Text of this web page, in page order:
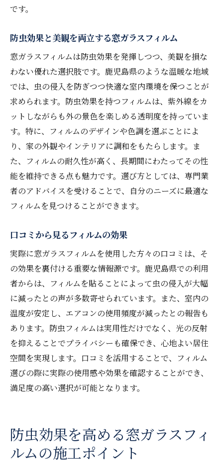
です。
防虫効果と美観を両立する窓ガラスフィルム
窓ガラスフィルムは防虫効果を発揮しつつ、美観を損な
わない優れた選択肢です。鹿児島県のような温暖な地域
では、虫の侵入を防ぎつつ快適な室内環境を保つことが
求められます。防虫効果を持つフィルムは、紫外線をカ
ットしながらも外の景色を楽しめる透明度を持っていま
す。特に、フィルムのデザインや色調を選ぶことによ
り、家の外観やインテリアに調和をもたらします。ま
た、フィルムの耐久性が高く、長期間にわたってその性
能を維持できる点も魅力です。選び方としては、専門業
者のアドバイスを受けることで、自分のニーズに最適な
フィルムを見つけることができます。
口コミから見るフィルムの効果
実際に窓ガラスフィルムを使用した方々の口コミは、そ
の効果を裏付ける重要な情報源です。鹿児島県での利用
者からは、フィルムを貼ることによって虫の侵入が大幅
に減ったとの声が多数寄せられています。また、室内の
温度が安定し、エアコンの使用頻度が減ったとの報告も
あります。防虫フィルムは実用性だけでなく、光の反射
を抑えることでプライバシーも確保でき、心地よい居住
空間を実現します。口コミを活用することで、フィルム
選びの際に実際の使用感や効果を確認することができ、
満足度の高い選択が可能となります。
防虫効果を高める窓ガラスフィ
ルムの施工ポイント